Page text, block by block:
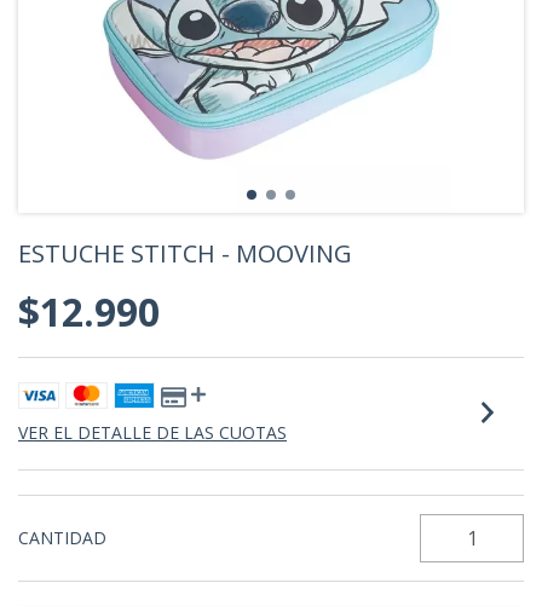
ESTUCHE STITCH - MOOVING
$12.990
VER EL DETALLE DE LAS CUOTAS
CANTIDAD